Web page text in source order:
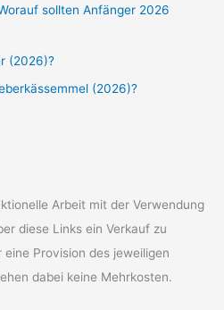
sollten Anfänger 2026
(2026)?
(2026)?
Arbeit mit der Verwendung
diese Links ein Verkauf zu
Provision des jeweiligen
dabei keine Mehrkosten.